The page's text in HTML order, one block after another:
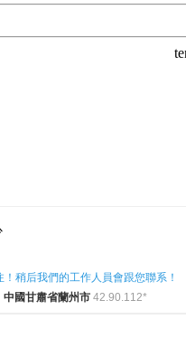
稍后我們的工作人員會跟您聯系！
中國甘肅省蘭州市 42.90.112*